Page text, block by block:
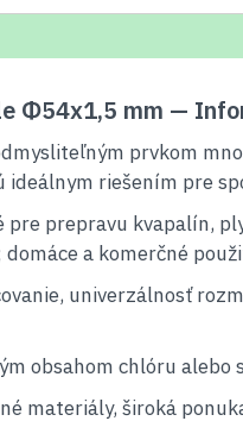
Φ54x1,5 mm —
prvkom
riešením pre
prepravu kvapalín,
a komerčné
univerzálnosť
obsahom chlóru
materiály, široká